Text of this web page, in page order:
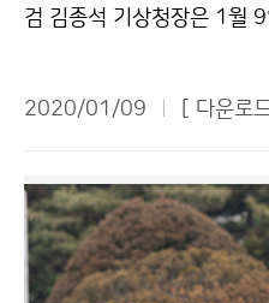
검 김종석 기상청장은 1월
니다.
2020/01/09 [ 다운로